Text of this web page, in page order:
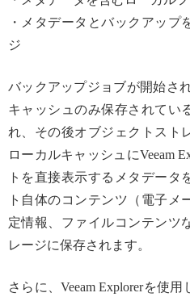
・メタデータとバックアップ
ジ
バックアップジョブが開始さ
キャッシュのみ保存されてい
れ、その後オブジェクトスト
ローカルキャッシュにVeeam
トを直接表示するメタデータ
ト自体のコンテンツ（電子メ
定情報、ファイルコンテンツ
レージに保存されます。
さらに、Veeam Explorerを使